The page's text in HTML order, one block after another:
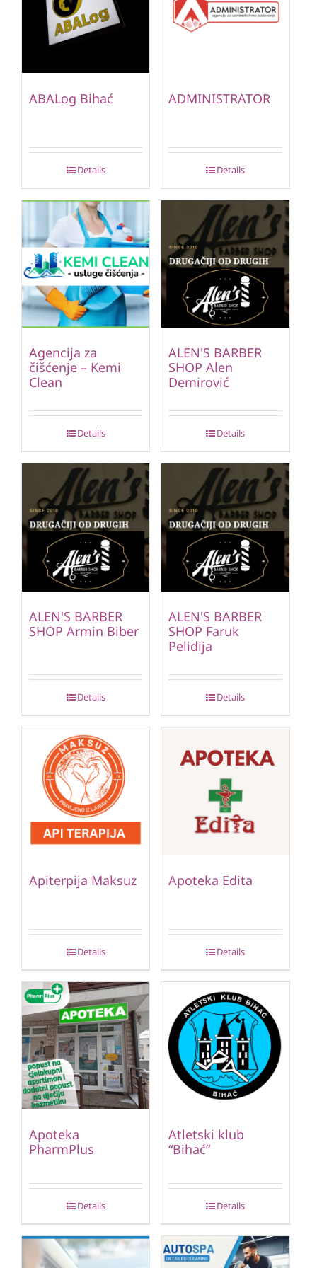
ABALog Bihać
Details
ADMINISTRATOR
Details
Agencija za
čišćenje – Kemi
Clean
Details
ALEN'S BARBER
SHOP Alen
Demirović
Details
ALEN'S BARBER
SHOP Armin Biber
Details
ALEN'S BARBER
SHOP Faruk
Pelidija
Details
Apiterpija Maksuz
Details
Apoteka Edita
Details
Apoteka
PharmPlus
Details
Atletski klub
“Bihać”
Details